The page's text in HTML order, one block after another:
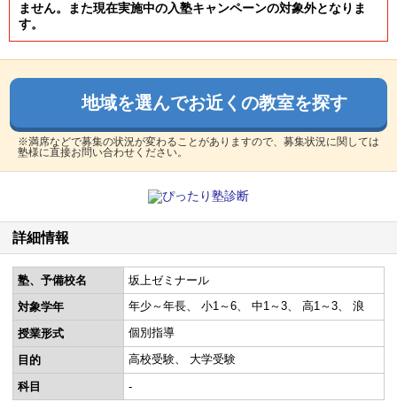
ません。また現在実施中の入塾キャンペーンの対象外となりま
す。
地域を選んでお近くの教室を探す
※満席などで募集の状況が変わることがありますので、募集状況に関しては
塾様に直接お問い合わせください。
詳細情報
塾、予備校名
坂上ゼミナール
対象学年
年少～年長 小1～6 中1～3 高1～3 浪
授業形式 個別指導
目的 高校受験 大学受験
科目 -